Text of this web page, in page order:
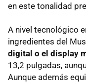
en este tonalidad
A nivel tecnológico
ingredientes del
digital o el display
13,2 pulgadas,
Aunque además